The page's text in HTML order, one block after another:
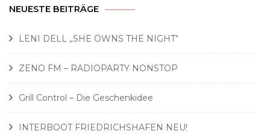
NEUESTE BEITRÄGE
LENI DELL „SHE OWNS THE NIGHT“
ZENO FM – RADIOPARTY NONSTOP
Grill Control – Die Geschenkidee
INTERBOOT FRIEDRICHSHAFEN NEU!